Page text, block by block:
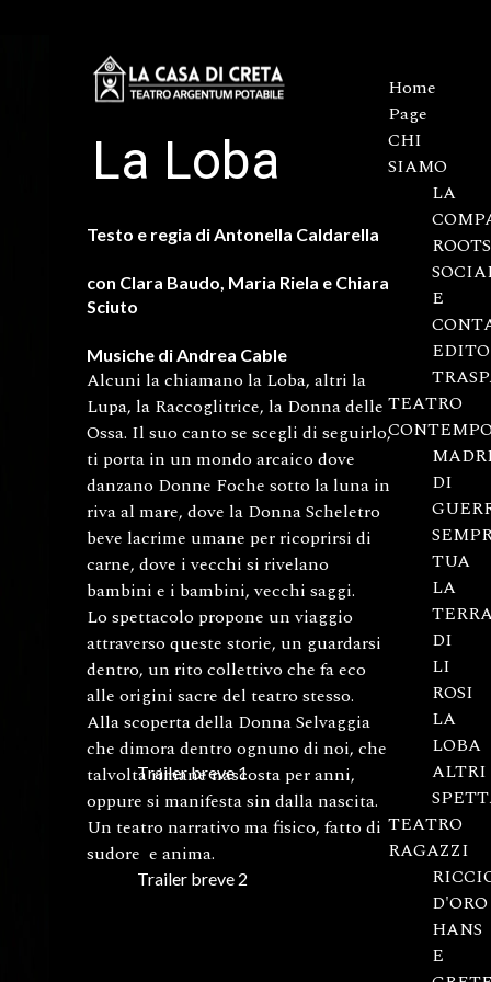
Home
Page
CHI
SIAMO
LA
ROOTS
E
TEATRO
DI
TUA
LA
DI
LI
ROSI
LA
LOBA
ALTRI
TEATRO
RAGAZZI
D'ORO
HANS
E
La Loba
Testo e regia di Antonella Caldarella
con Clara Baudo, Maria Riela e Chiara
Sciuto
Musiche di Andrea Cable
Alcuni la chiamano la Loba, altri la
Lupa, la Raccoglitrice, la Donna delle
Ossa. Il suo canto se scegli di seguirlo,
ti porta in un mondo arcaico dove
danzano Donne Foche sotto la luna in
riva al mare, dove la Donna Scheletro
beve lacrime umane per ricoprirsi di
carne, dove i vecchi si rivelano
bambini e i bambini, vecchi saggi.
Lo spettacolo propone un viaggio
attraverso queste storie, un guardarsi
dentro, un rito collettivo che fa eco
alle origini sacre del teatro stesso.
Alla scoperta della Donna Selvaggia
che dimora dentro ognuno di noi, che
talvolta rimane nascosta per anni,
oppure si manifesta sin dalla nascita.
Un teatro narrativo ma fisico, fatto di
sudore e anima.
Trailer breve 1
Trailer breve 2